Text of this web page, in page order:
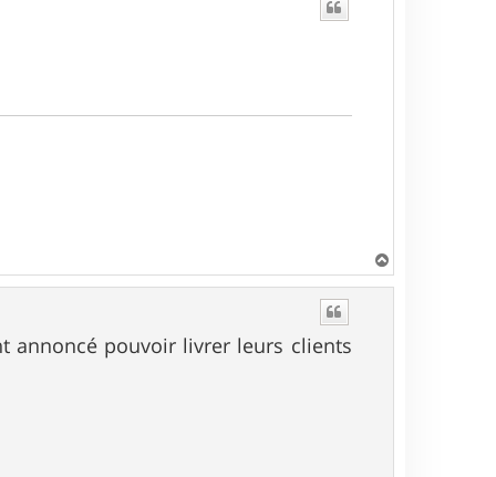
a
annoncé pouvoir livrer leurs clients